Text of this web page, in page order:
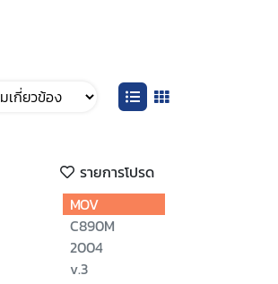
รายการโปรด
MOV
C890M
2004
v.3